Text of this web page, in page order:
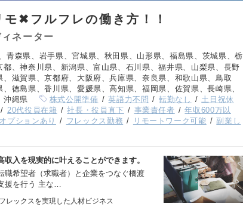
✖︎フルフレの働き方！！
ネーター
青森県、岩手県、宮城県、秋田県、山形県、福島県、茨城県、栃
、神奈川県、新潟県、富山県、石川県、福井県、山梨県、長野
滋賀県、京都府、大阪府、兵庫県、奈良県、和歌山県、鳥取
徳島県、香川県、愛媛県、高知県、福岡県、佐賀県、長崎県、
沖縄県
株式公開準備 英語力不問 転勤なし
土日祝休
20代役員在籍 社長・役員直下 事業責任者
年収600万以
プションあり フレックス勤務 リモートワーク可能
副業し
入を現実的に叶えることができます。
職希望者（求職者）と企業をつなぐ橋渡
援を行う 主な…
レックスを実現した人材ビジネス